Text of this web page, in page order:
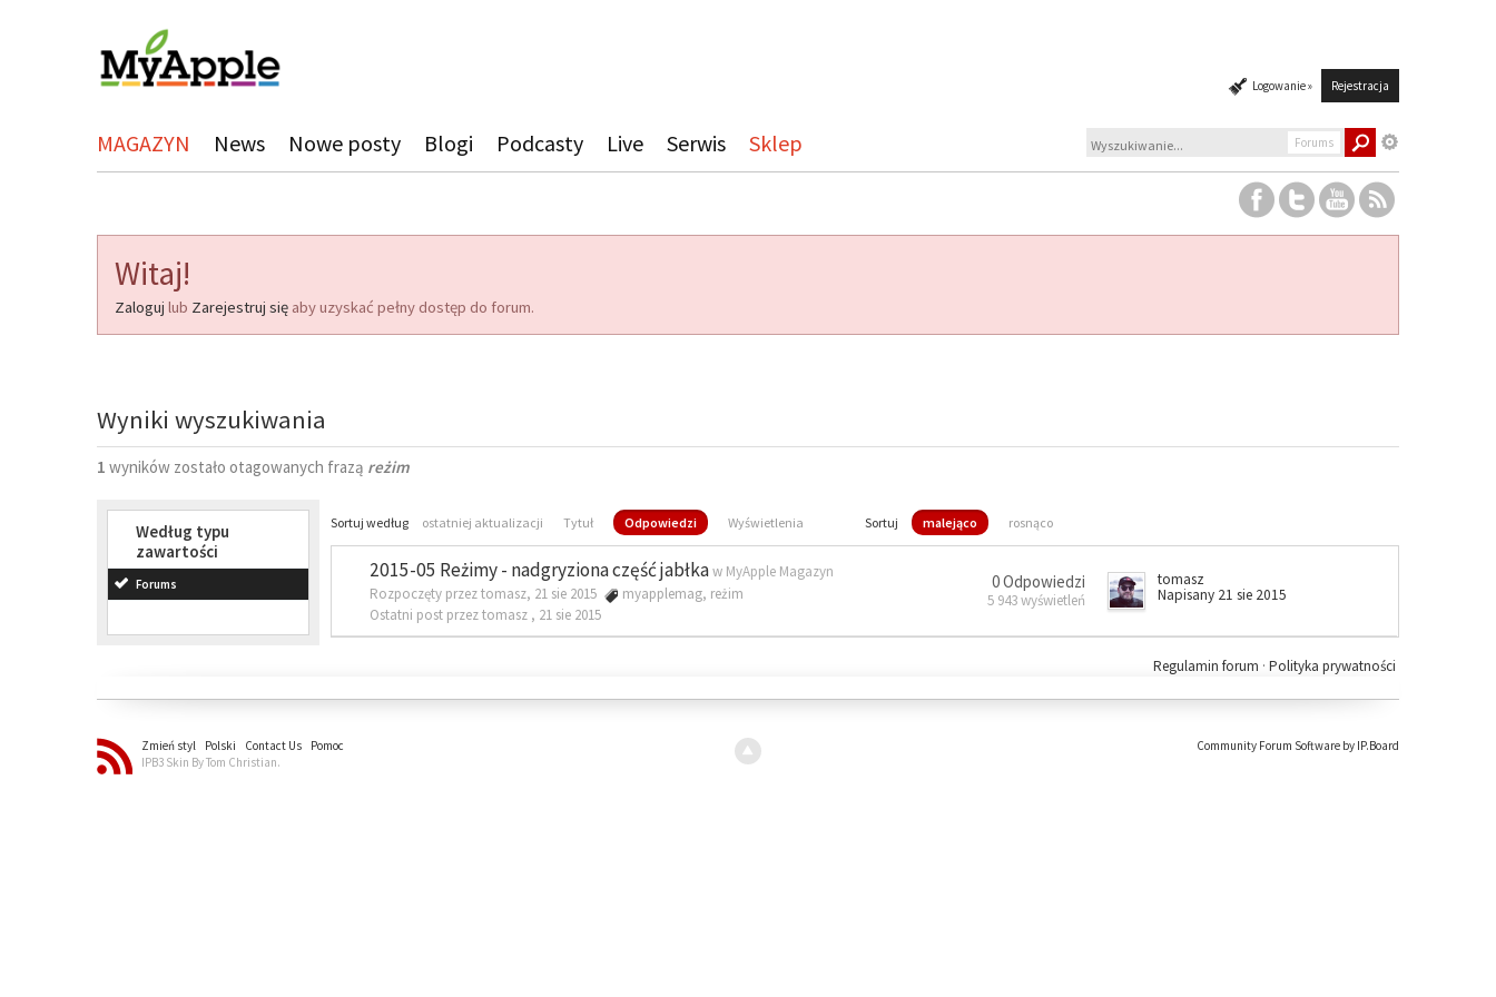
Logowanie » Rejestracja
MAGAZYN News Nowe posty Blogi Podcasty Live Serwis Sklep Forums
Witaj!
Zaloguj lub Zarejestruj się aby uzyskać pełny dostęp do forum.
Wyniki wyszukiwania
1 wyników zostało otagowanych frazą reżim
Według typu
zawartości
Forums
Sortuj według ostatniej aktualizacji Tytuł Odpowiedzi Wyświetlenia Sortuj malejąco rosnąco
2015-05 Reżimy - nadgryziona część jabłkaw MyApple Magazyn
Rozpoczęty przez tomasz, 21 sie 2015
myapplemag, reżim
Ostatni post przez tomasz , 21 sie 2015
0 Odpowiedzi
5 943 wyświetleń
tomasz
Napisany 21 sie 2015
Polityka prywatności
Regulamin forum ·
Zmień styl Polski Contact Us
Pomoc
IPB3 Skin By Tom Christian.
Community Forum Software by IP.Board